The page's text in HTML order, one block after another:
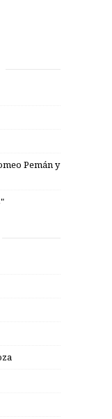
Pemán y